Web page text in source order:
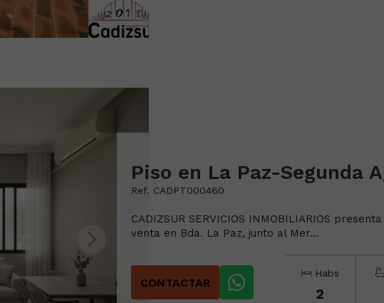
Ref. CADPT000460
CADIZSUR SERVICIOS INMOBILIARIOS
venta en Bda. La Paz, junto al Mer...
CONTACTAR
Habs
2